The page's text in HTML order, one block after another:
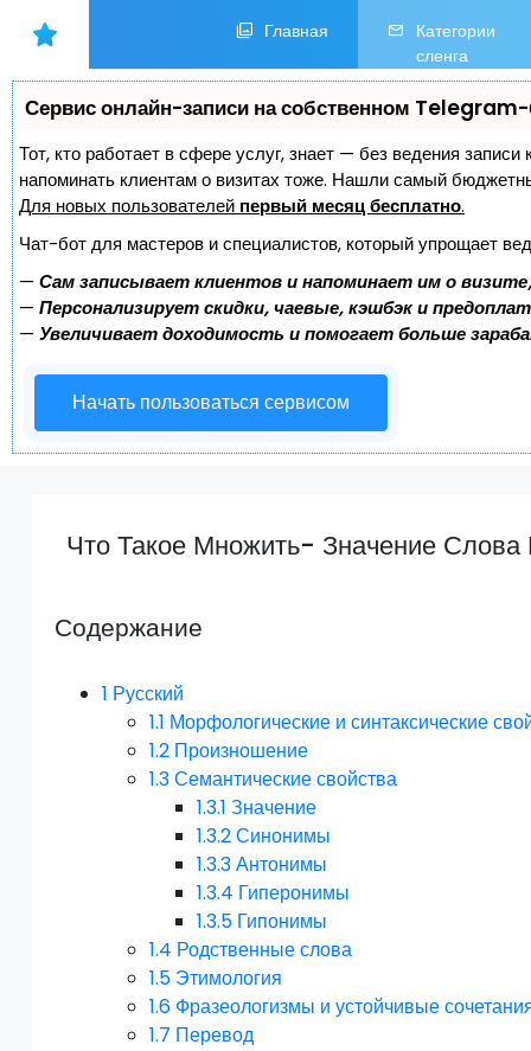
Главная
Категории
сленга
Сервис онлайн-записи на собственном
Тот, кто работает в сфере услуг, знает — без ведения
напоминать клиентам о визитах тоже. Нашли самый
Для новых пользователей первый месяц бесплатно.
Чат-бот для мастеров и специалистов, который упрощает
— Сам записывает клиентов и напоминает им о
— Персонализирует скидки, чаевые, кэшбэк и
— Увеличивает доходимость и помогает больше
Начать пользоваться сервисом
Что Такое Множить- Значение
Содержание
1 Русский
1.1 Морфологические и синтаксические
1.2 Произношение
1.3Семантические свойства
1.3.1 Значение
1.3.2Синонимы
1.3.3Антонимы
1.3.4 Гиперонимы
1.3.5 Гипонимы
1.4 Родственные слова
1.5 Этимология
1.6 Фразеологизмы и устойчивые
1.7 Перевод